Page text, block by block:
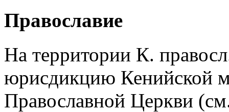
Православие
На территории К.
юрисдикцию Кенийской
Православной Церкви